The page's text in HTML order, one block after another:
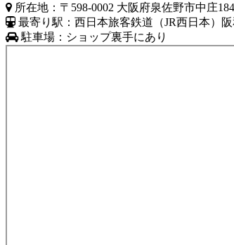
 所在地：〒598-0002 大阪府泉佐野市中庄
 最寄り駅：西日本旅客鉄道（JR西日本）
駐車場：ショップ裏手にあり